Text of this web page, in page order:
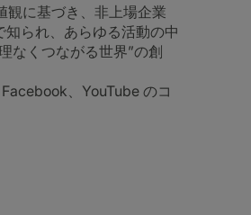
観に基づき、非上場企業
られ、あらゆる活動の中
なくつながる世界”の創
Facebook、YouTube のコ